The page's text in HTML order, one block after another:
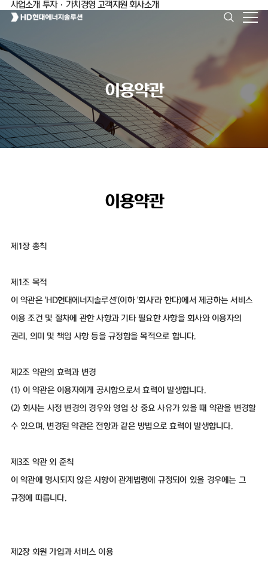
사업소개 투자·가치경영 고객지원 회사소개
이용약관
이용약관
제1장 총칙
제1조 목적
이 약관은 'HD현대에너지솔루션'(이하 '회사'라 한다)에서 제공하는 서비스
이용 조건 및 절차에 관한 사항과 기타 필요한 사항을 회사와 이용자의
권리, 의미 및 책임 사항 등을 규정함을 목적으로 합니다.
제2조 약관의 효력과 변경
(1) 이 약관은 이용자에게 공시함으로서 효력이 발생합니다.
(2) 회사는 사정 변경의 경우와 영업 상 중요 사유가 있을 때 약관을 변경할
수 있으며, 변경된 약관은 전항과 같은 방법으로 효력이 발생합니다.
제3조 약관 외 준칙
이 약관에 명시되지 않은 사항이 관계법령에 규정되어 있을 경우에는 그
규정에 따릅니다.
제2장 회원 가입과 서비스 이용